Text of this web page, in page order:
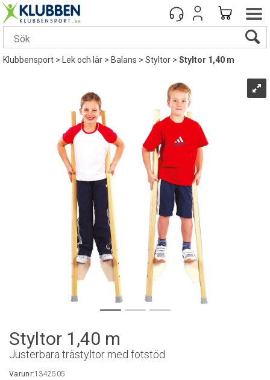
Klubbensport> Lek och lär>Balans>Styltor>Styltor 1,40 m
Styltor 1,40 m
Justerbara trästyltor med fotstöd
Varunr:1342505